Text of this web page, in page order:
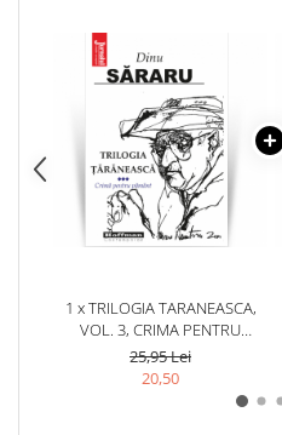
1 x TRILOGIA TARANEASCA,
VOL. 3, CRIMA PENTRU
PAMANT - DINU SARARU
25,95 Lei
20,50